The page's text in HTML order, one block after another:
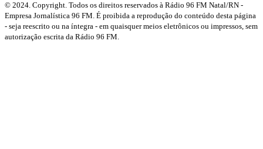
© 2024. Copyright. Todos os direitos reservados à Rádio 96 FM Natal/RN -
Empresa Jornalística 96 FM. É proibida a reprodução do conteúdo desta página
- seja reescrito ou na íntegra - em quaisquer meios eletrônicos ou impressos, sem
autorização escrita da Rádio 96 FM.